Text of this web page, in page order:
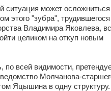
ситуация может осложниться
этого "зубра",
Владимира Яковлева,
целиком на откуп новым
всей видимости,
Молчанова-
Яцышина в одну